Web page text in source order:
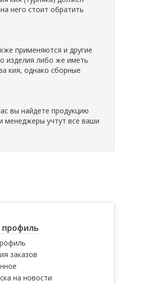
него стоит обратить
применяются и другие
изделия либо же иметь
кия, однако сборные
вы найдете продукцию
менеджеры учтут все ваши
заказов
на новости